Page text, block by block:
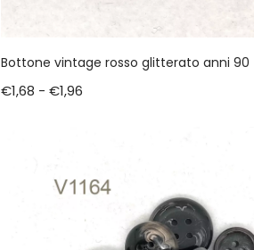
Bottone vintage rosso glitterato anni 90
€1,68 - €1,96